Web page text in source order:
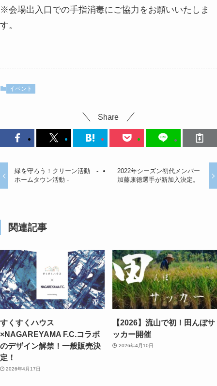
※会場出入口での手指消毒にご協力をお願いいたしま
す。
イベント
Share
緑を守ろう！クリーン活動 -
ホームタウン活動 -
2022年シーズン初代メンバー
加藤康徳選手が新加入決定。
関連記事
すくすくハウス
×NAGAREYAMA F.C.コラボ
のデザイン解禁！一般販売決
定！
2026年4月17日
【2026】流山で初！田んぼサ
ッカー開催
2026年4月10日